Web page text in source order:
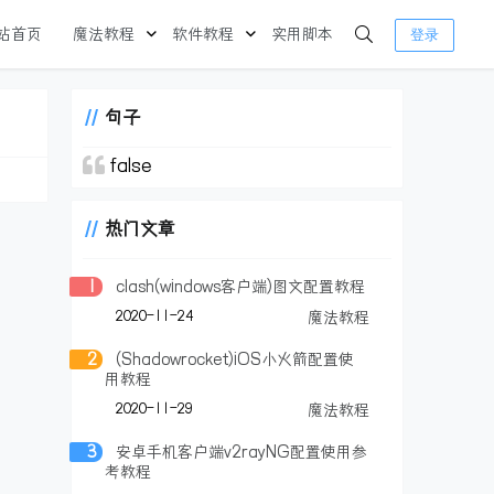
首页 魔法教程 软件教程 实用脚本 登录
句子
false
热门文章
clash(windows客户端)图文配置教程
2020-11-24 魔法教程
2
(Shadowrocket)iOS小火箭配置使
用教程
2020-11-29 魔法教程
3
安卓手机客户端v2rayNG配置使用参
考教程